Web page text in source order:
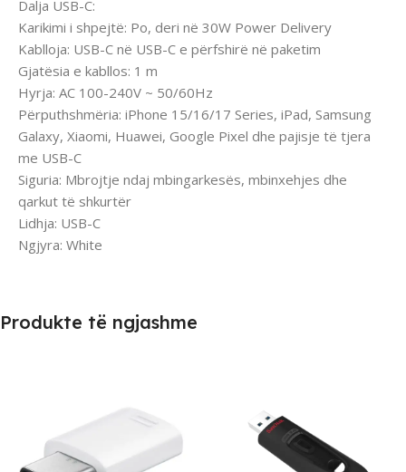
Dalja USB-C:
Karikimi i shpejtë: Po, deri në 30W Power Delivery
Kablloja: USB-C në USB-C e përfshirë në paketim
Gjatësia e kabllos: 1 m
Hyrja: AC 100-240V ~ 50/60Hz
Përputhshmëria: iPhone 15/16/17 Series, iPad, Samsung
Galaxy, Xiaomi, Huawei, Google Pixel dhe pajisje të tjera
me USB-C
Siguria: Mbrojtje ndaj mbingarkesës, mbinxehjes dhe
qarkut të shkurtër
Lidhja: USB-C
Ngjyra: White
Produkte të ngjashme